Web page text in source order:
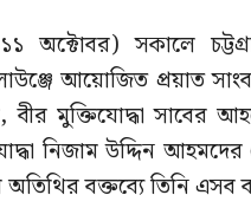
অক্টোবর) সকালে
আয়োজিত প্রয়াত
মুক্তিযোদ্ধা সাবের
নিজাম উদ্দিন
বক্তব্যে তিনি এসব